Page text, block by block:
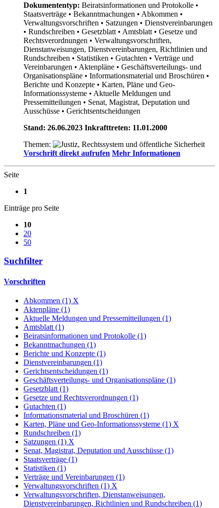
Dokumententyp: Beiratsinformationen und Protokolle •
Staatsverträge • Bekanntmachungen • Abkommen •
Verwaltungsvorschriften • Satzungen • Dienstvereinbarungen
• Rundschreiben • Gesetzblatt • Amtsblatt • Gesetze und
Rechtsverordnungen • Verwaltungsvorschriften,
Dienstanweisungen, Dienstvereinbarungen, Richtlinien und
Rundschreiben • Statistiken • Gutachten • Verträge und
Vereinbarungen • Aktenpläne • Geschäftsverteilungs- und
Organisationspläne • Informationsmaterial und Broschüren •
Berichte und Konzepte • Karten, Pläne und Geo-
Informationssysteme • Aktuelle Meldungen und
Pressemitteilungen • Senat, Magistrat, Deputation und
Ausschüsse • Gerichtsentscheidungen
Stand: 26.06.2023 Inkrafttreten: 11.01.2000
Themen:
Vorschrift direkt aufrufen Mehr Informationen
Seite
1
Einträge pro Seite
10
20
50
Suchfilter
Vorschriften
Abkommen (1) X
Aktenpläne (1)
Aktuelle Meldungen und Pressemitteilungen (1)
Amtsblatt (1)
Beiratsinformationen und Protokolle (1)
Bekanntmachungen (1)
Berichte und Konzepte (1)
Dienstvereinbarungen (1)
Gerichtsentscheidungen (1)
Geschäftsverteilungs- und Organisationspläne (1)
Gesetzblatt (1)
Gesetze und Rechtsverordnungen (1)
Gutachten (1)
Informationsmaterial und Broschüren (1)
Karten, Pläne und Geo-Informationssysteme (1) X
Rundschreiben (1)
Satzungen (1) X
Senat, Magistrat, Deputation und Ausschüsse (1)
Staatsverträge (1)
Statistiken (1)
Verträge und Vereinbarungen (1)
Verwaltungsvorschriften (1) X
Verwaltungsvorschriften, Dienstanweisungen,
Dienstvereinbarungen, Richtlinien und Rundschreiben (1)